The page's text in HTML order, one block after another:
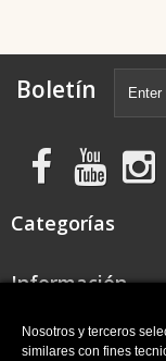
Boletín
Categorías
Información
Nosotros y terceros
similares con fines